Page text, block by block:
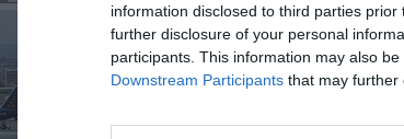
information disclosed to third parties
further disclosure of your personal
participants. This information may also
Downstream Participants that may further
Aeroporto, nel dibattito
La bocciatura del ricorso di Toscana
Stato ha riacceso il dibattito